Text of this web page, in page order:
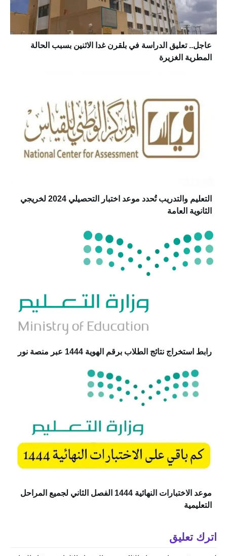
‏عاجل.. ‏تعليق الدراسة في بلقرن غدا الاثنين بسبب الحالة
المطرية الغزيرة
التعليم والتدريب تُحدد موعد اختبار التحصيلي 2024 لخريجي
الثانوية العامة
رابط استخراج نتائج الطلاب برقم الهوية 1444 عبر منصة نور
موعد الاختبارات النهائية 1444 الفصل الثاني لجميع المراحل
التعليمية
اترك تعليق